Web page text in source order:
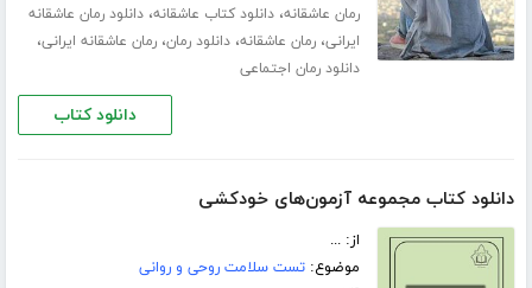
رمان عاشقانه،دانلود کتاب عاشقانه،دانلود رمان عاشقانه
ایرانی،رمان عاشقانه،دانلود رمان،رمان عاشقانه ایرانی،
دانلود رمان اجتماعی
دانلود کتاب
دانلود کتاب مجموعه آزمون‌های خودکشی
از: ...
موضوع:تست سلامت روحی و روانی